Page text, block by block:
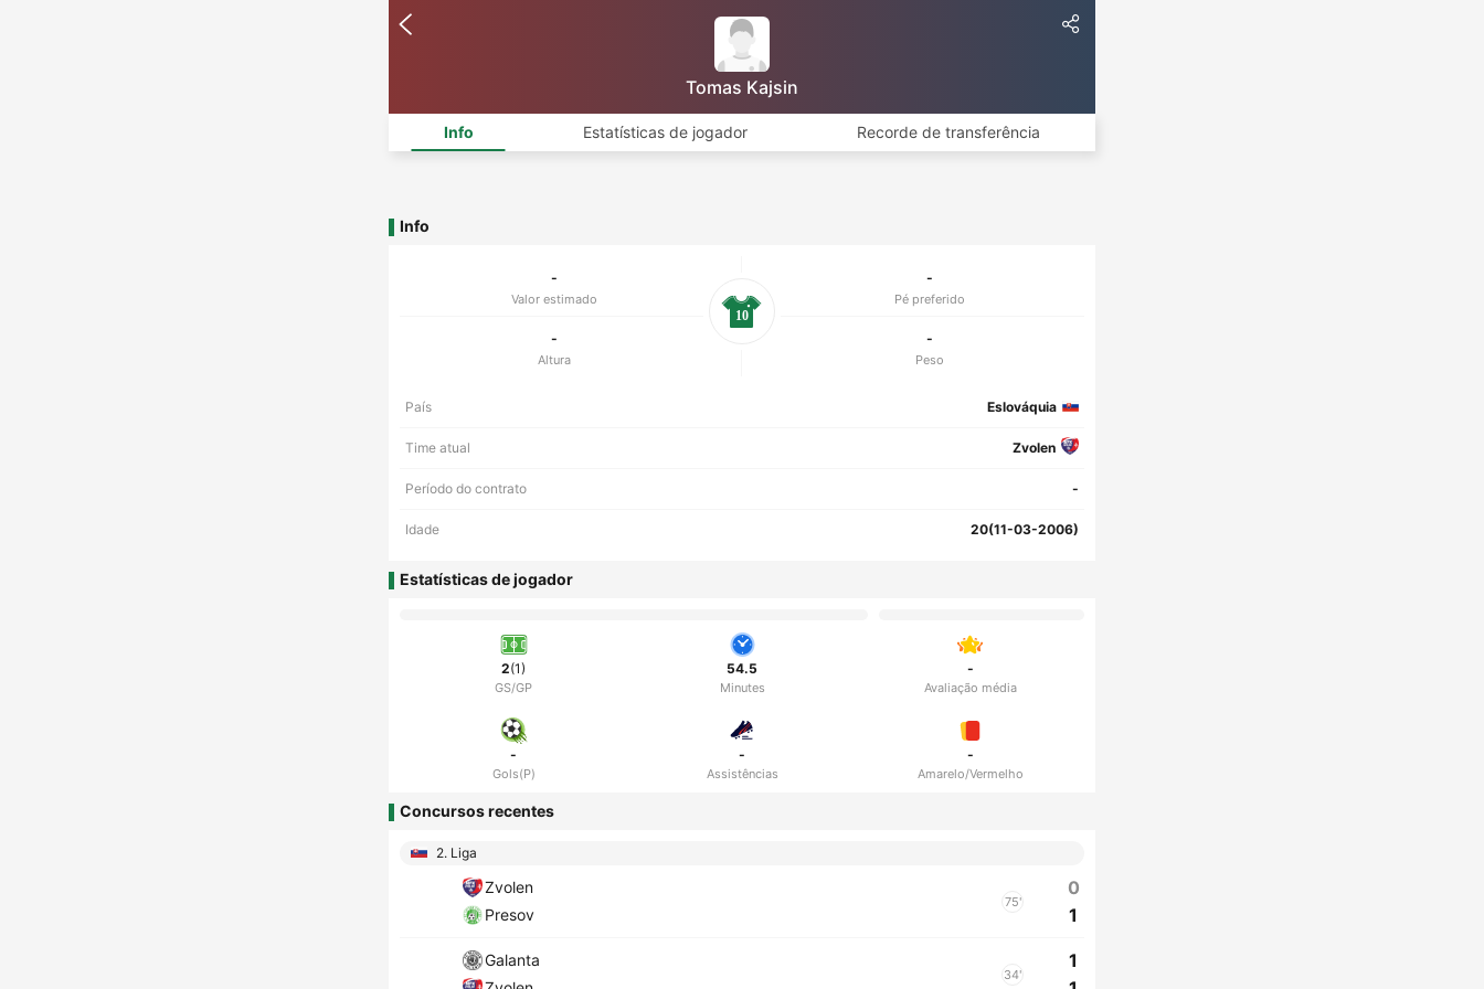
Tomas Kajsin
Info Estatísticas de jogador Recorde de transferência
Info
-
Valor estimado
-
Pé preferido
-
Altura
-
Peso
10
País Eslováquia
Time atual Zvolen
Período do contrato -
Idade 20(11-03-2006)
Estatísticas de jogador
2(1)
GS/GP
54.5
Minutes
-
Avaliação média
-
Gols(P)
-
Assistências
-
Amarelo/Vermelho
Concursos recentes
2. Liga
Zvolen
Presov
75'
0
1
Galanta
34'
1